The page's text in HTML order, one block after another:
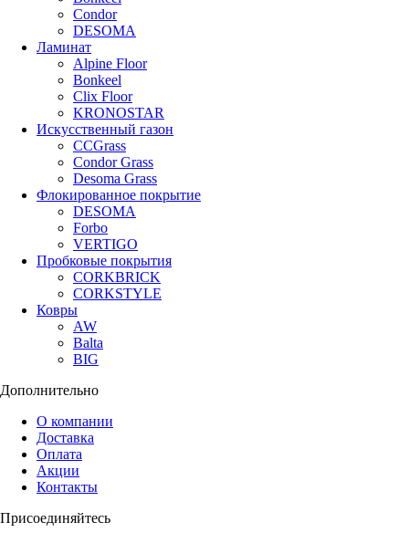
Condor
DESOMA
Ламинат
Alpine Floor
Bonkeel
Clix Floor
KRONOSTAR
Искусственный газон
CCGrass
Condor Grass
Desoma Grass
Флокированное покрытие
DESOMA
Forbo
VERTIGO
Пробковые покрытия
CORKBRICK
CORKSTYLE
Ковры
AW
Balta
BIG
Дополнительно
О компании
Доставка
Оплата
Акции
Контакты
Присоединяйтесь